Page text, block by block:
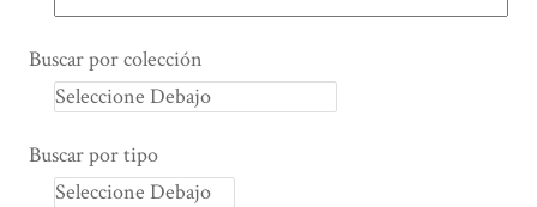
Buscar por colección
Buscar por tipo